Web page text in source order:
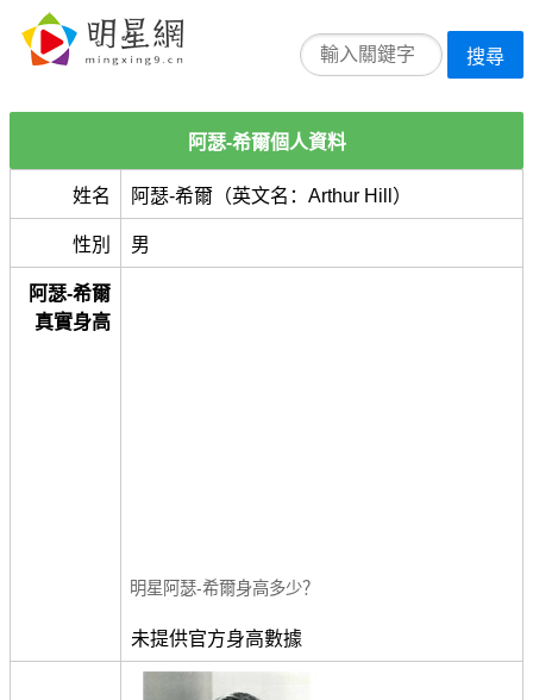
搜尋
阿瑟-希爾個人資料
姓名 阿瑟-希爾（英文名：Arthur Hill）
性別 男
阿瑟-希爾
真實身高
明星阿瑟-希爾身高多少？
未提供官方身高數據